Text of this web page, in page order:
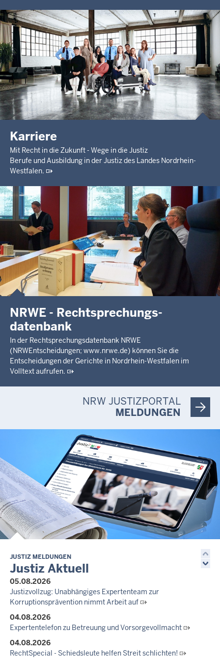
Karriere
Mit Recht in die Zukunft - Wege in die Justiz
Berufe und Ausbildung in der Justiz des Landes Nordrhein-
Westfalen.
NRWE - Rechtsprechungs­
datenbank
In der Rechtsprechungsdatenbank NRWE
(NRWEntscheidungen; www.nrwe.de) können Sie die
Entscheidungen der Gerichte in Nordrhein-Westfalen im
Volltext aufrufen.
NRW JUSTIZPORTAL
MELDUNGEN
JUSTIZ MELDUNGEN
Justiz Aktuell
05.08.2026
Justizvollzug: Unabhängiges Expertenteam zur
Korruptionsprävention nimmt Arbeit auf
04.08.2026
Expertentelefon zu Betreuung und Vorsorgevollmacht
04.08.2026
RechtSpecial - Schiedsleute helfen Streit schlichten!